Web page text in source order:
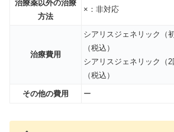
治療薬以外の治療
方法
×：非対応
治療費用
シアリスジェネリック（
（税込）
シアリスジェネリック（
（税込）
その他の費用 ー